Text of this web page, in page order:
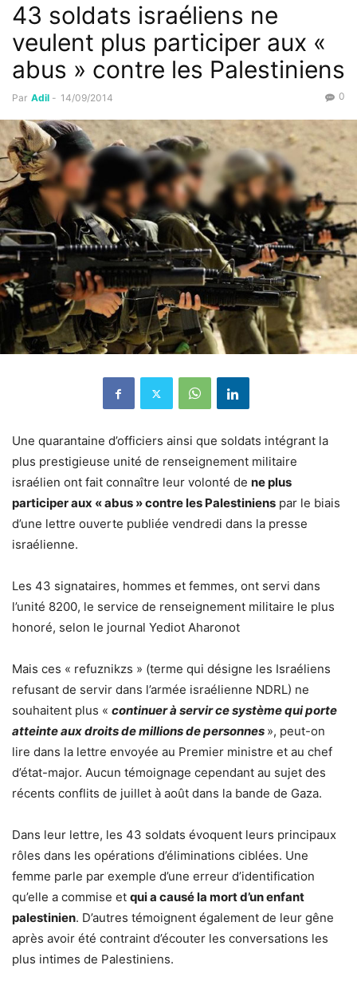
43 soldats israéliens ne
veulent plus participer aux «
abus » contre les Palestiniens
Par Adil - 14/09/2014 0
Une quarantaine d’officiers ainsi que soldats intégrant la
plus prestigieuse unité de renseignement militaire
israélien ont fait connaître leur volonté de ne plus
participer aux « abus » contre les Palestiniens par le biais
d’une lettre ouverte publiée vendredi dans la presse
israélienne.
Les 43 signataires, hommes et femmes, ont servi dans
l’unité 8200, le service de renseignement militaire le plus
honoré, selon le journal Yediot Aharonot
Mais ces « refuznikzs » (terme qui désigne les Israéliens
refusant de servir dans l’armée israélienne NDRL) ne
souhaitent plus « continuer à servir ce système qui porte
atteinte aux droits de millions de personnes », peut-on
lire dans la lettre envoyée au Premier ministre et au chef
d’état-major. Aucun témoignage cependant au sujet des
récents conflits de juillet à août dans la bande de Gaza.
Dans leur lettre, les 43 soldats évoquent leurs principaux
rôles dans les opérations d’éliminations ciblées. Une
femme parle par exemple d’une erreur d’identification
qu’elle a commise et qui a causé la mort d’un enfant
palestinien. D’autres témoignent également de leur gêne
après avoir été contraint d’écouter les conversations les
plus intimes de Palestiniens.